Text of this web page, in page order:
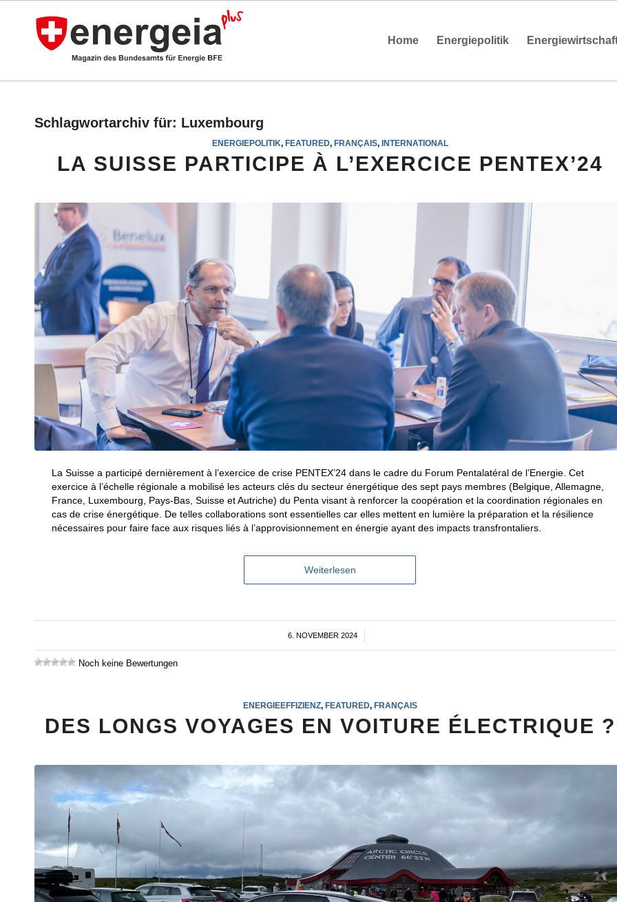
Home Energiepolitik
Schlagwortarchiv für: Luxembourg
ENERGIEPOLITIK, FEATURED, FRANÇAIS, INTERNATIONAL
LA SUISSE PARTICIPE À L’EXERCICE PENTEX’24
La Suisse a participé dernièrement à l’exercice de crise PENTEX’24 dans le cadre du Forum Pentalatéral de l’Energie. Cet
exercice à l’échelle régionale a mobilisé les acteurs clés du secteur énergétique des sept pays membres (Belgique, Allemagne,
France, Luxembourg, Pays-Bas, Suisse et Autriche) du Penta visant à renforcer la coopération et la coordination régionales en
cas de crise énergétique. De telles collaborations sont essentielles car elles mettent en lumière la préparation et la résilience
nécessaires pour faire face aux risques liés à l’approvisionnement en énergie ayant des impacts transfrontaliers.
Weiterlesen
6. NOVEMBER 2024
/
Noch keine Bewertungen
ENERGIEEFFIZIENZ, FEATURED, FRANÇAIS
DES LONGS VOYAGES EN VOITURE ÉLECTRIQUE ?